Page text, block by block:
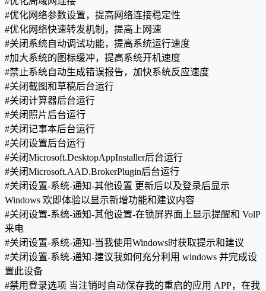
#优化网络参数设置，提高网络连接稳定性
#优化网络快速转发机制，提高上网速
#关闭系统自动调试功能，提高系统运行速度
#加大系统的图标缓冲，提高系统开机速度
#禁止系统自动生成错误报告，加快系统反应速度
#关闭截图和草稿后台运行
#关闭计算器后台运行
#关闭照片后台运行
#关闭记事本后台运行
#关闭设置后台运行
#关闭Microsoft.DesktopAppInstaller后台运行
#关闭Microsoft.AAD.BrokerPlugin后台运行
#关闭设置-系统-通知-其他设置 更新后以及登录后显示
Windows 欢即体验以显示新增功能和建议内容
#关闭设置-系统-通知-其他设置-在锁屏界面上显示提醒和 VolP
来电
#关闭设置-系统-通知-当我使用Windows时获取提示和建议
#关闭设置-系统-通知-建议我如何充分利用 windows 并完成设
置此设备
#禁用登录选项 当注销时自动保存我的重启的应用 APP，在我